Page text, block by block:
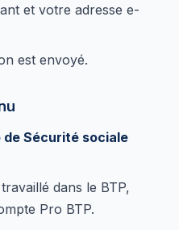
et votre adresse e-
est envoyé.
de Sécurité sociale
dans le BTP,
Pro BTP.